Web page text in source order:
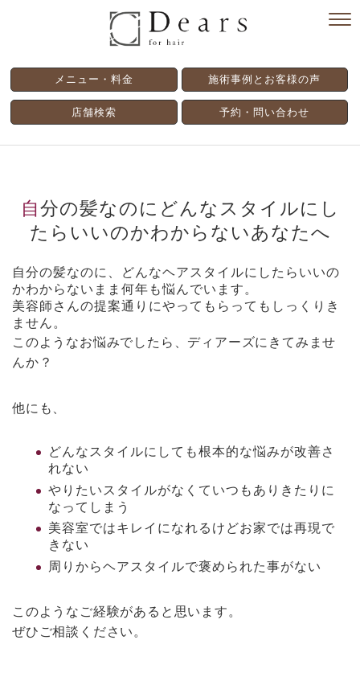
メニュー・料金 施術事例とお客様の声
店舗検索 予約・問い合わせ
自分の髪なのにどんなスタイルにし
たらいいのかわからないあなたへ
自分の髪なのに、どんなヘアスタイルにしたらいいの
かわからないまま何年も悩んでいます。
美容師さんの提案通りにやってもらってもしっくりき
ません。
このようなお悩みでしたら、ディアーズにきてみませ
んか？
他にも、
どんなスタイルにしても根本的な悩みが改善さ
れない
やりたいスタイルがなくていつもありきたりに
なってしまう
美容室ではキレイになれるけどお家では再現で
きない
周りからヘアスタイルで褒められた事がない
このようなご経験があると思います。
ぜひご相談ください。